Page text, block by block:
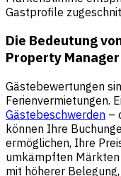
Gastprofile
Die Bedeutung
Property
Gästebewertungen
Ferienvermietungen.
Gästebeschwerden –
können Ihre
ermöglichen, Ihre
umkämpften Märkten
mit höherer